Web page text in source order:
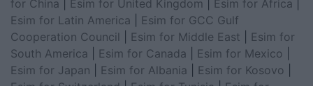
for China
Esim for United Kingdom Esim for Africa
Esim for Latin America
Esim for GCC Gulf
Cooperation Council
Esim for Middle East
Esim for
South America
Esim for Canada Esim for Mexico
Esim for Japan
Esim for Albania Esim for Kosovo